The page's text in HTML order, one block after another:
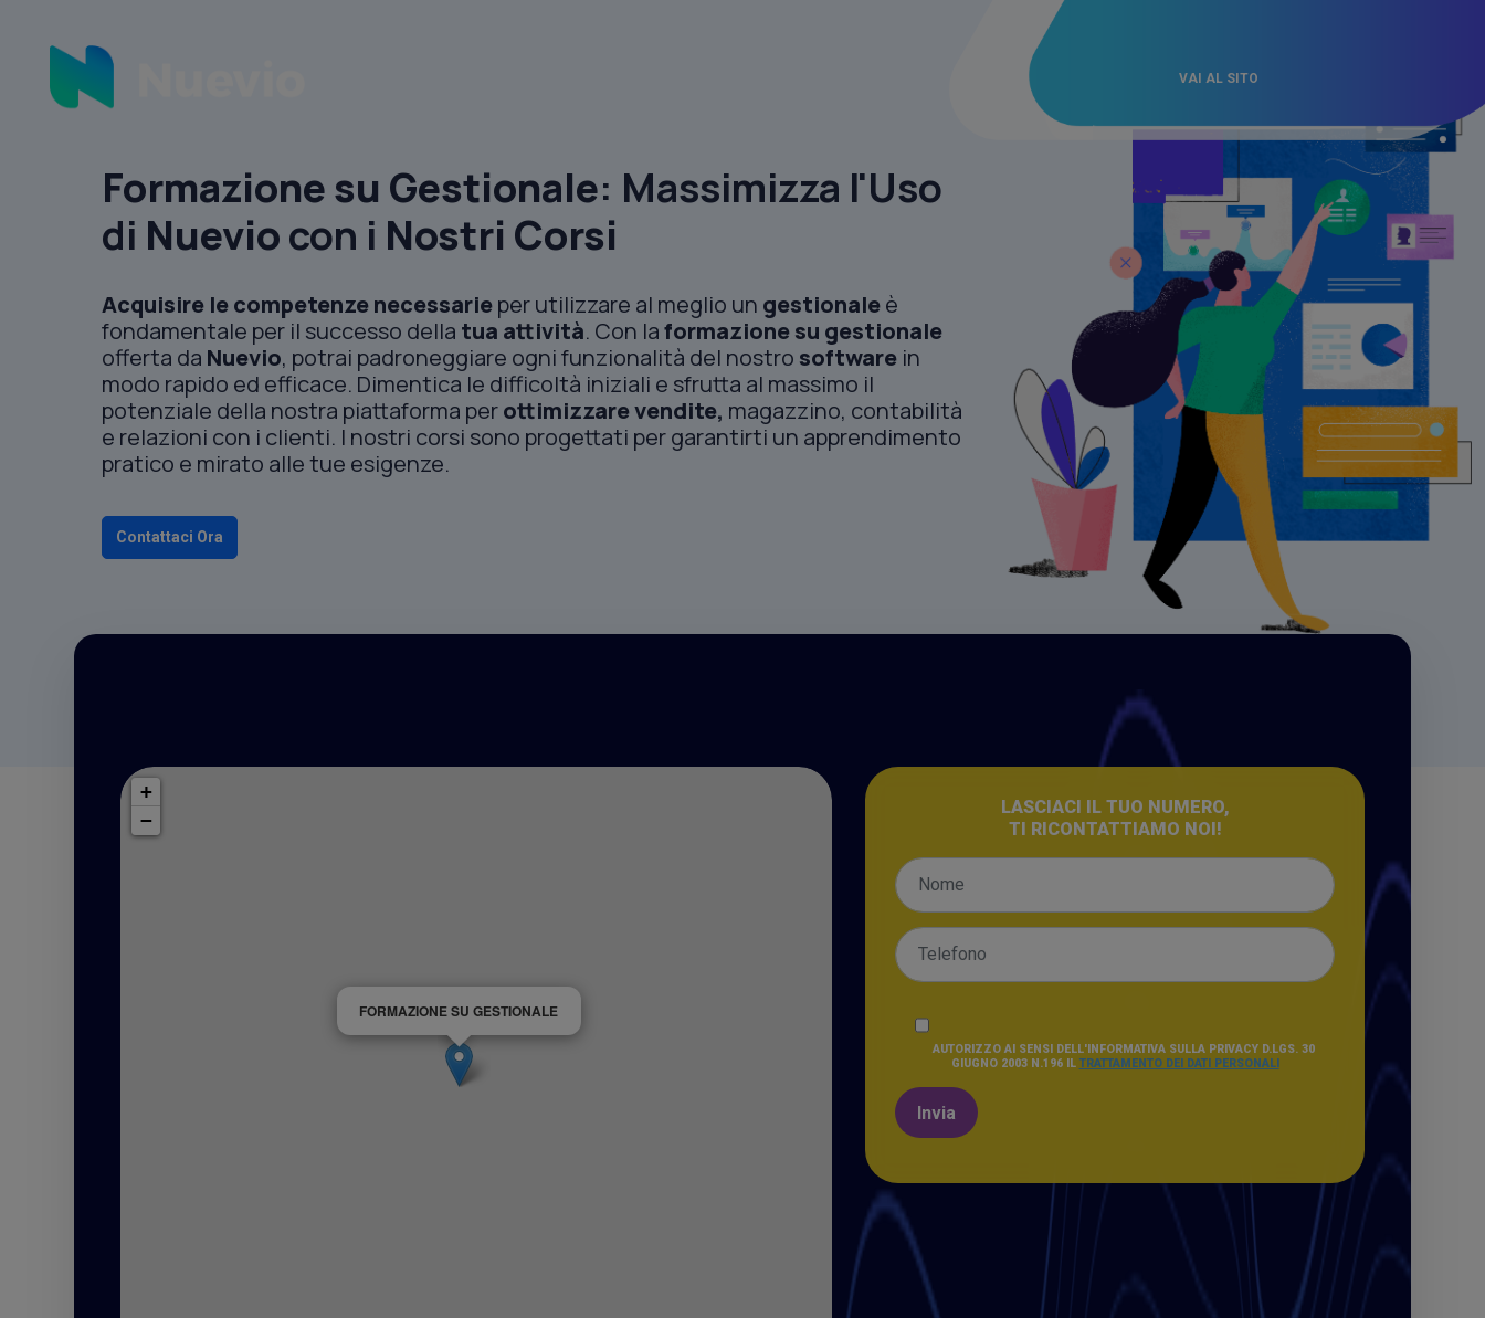
VAI AL SITO
Formazione su Gestionale: Massimizza l'Uso
di Nueviocon i Nostri Corsi
Acquisire le competenze necessarieper utilizzare al meglio un gestionaleè
fondamentale per il successo della tua attività. Con laformazione su gestionale
offerta da Nuevio, potrai padroneggiare ogni funzionalità del nostro software in
modo rapido ed efficace. Dimentica le difficoltà iniziali e sfrutta al massimo il
potenziale della nostra piattaforma perottimizzare vendite, magazzino, contabilità
e relazioni con i clienti. I nostri corsi sono progettati per garantirti un apprendimento
pratico e mirato alle tue esigenze.
Contattaci Ora
FORMAZIONE SU GESTIONALE
+
−
LASCIACI IL TUO NUMERO,
TI RICONTATTIAMO NOI!
AUTORIZZO AI SENSI DELL'INFORMATIVA SULLA PRIVACY D.LGS. 30
GIUGNO 2003 N.196 IL TRATTAMENTO DEI DATI PERSONALI
Invia